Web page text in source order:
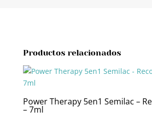
Productos relacionados
Power Therapy 5en1 Semilac –
– 7ml